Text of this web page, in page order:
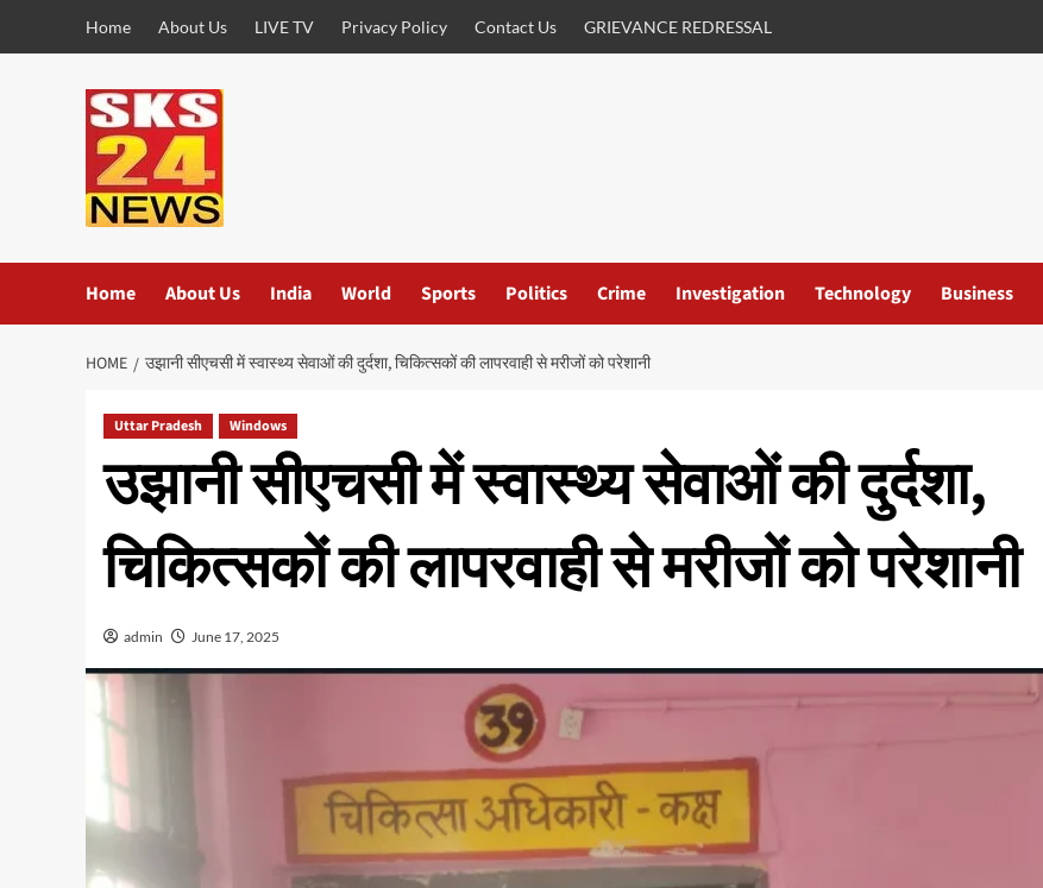
Home About Us LIVE TV Privacy Policy Contact Us GRIEVANCE REDRESSAL
Home About Us India World Sports Politics Crime Investigation Technology Business
HOME उझानी सीएचसी में स्वास्थ्य सेवाओं की दुर्दशा, चिकित्सकों की लापरवाही से मरीजों को परेशानी
Uttar Pradesh Windows
उझानी सीएचसी में स्वास्थ्य सेवाओं की दुर्दशा,
चिकित्सकों की लापरवाही से मरीजों को परेशानी
admin June 17, 2025